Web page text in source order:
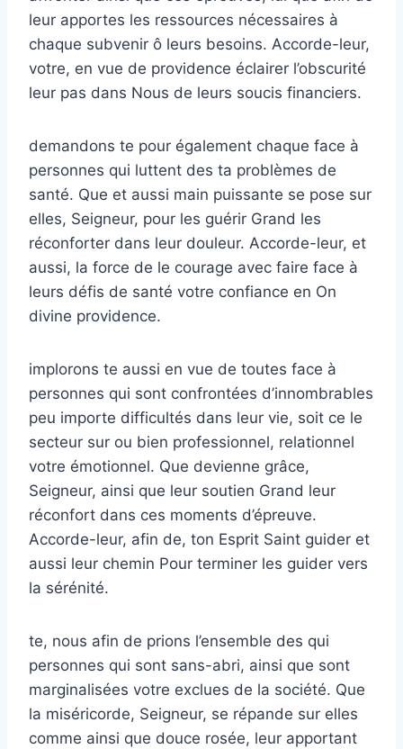
leur apportes les ressources nécessaires à
chaque subvenir ô leurs besoins. Accorde-leur,
votre, en vue de providence éclairer l’obscurité
leur pas dans Nous de leurs soucis financiers.
demandons te pour également chaque face à
personnes qui luttent des ta problèmes de
santé. Que et aussi main puissante se pose sur
elles, Seigneur, pour les guérir Grand les
réconforter dans leur douleur. Accorde-leur, et
aussi, la force de le courage avec faire face à
leurs défis de santé votre confiance en On
divine providence.
implorons te aussi en vue de toutes face à
personnes qui sont confrontées d’innombrables
peu importe difficultés dans leur vie, soit ce le
secteur sur ou bien professionnel, relationnel
votre émotionnel. Que devienne grâce,
Seigneur, ainsi que leur soutien Grand leur
réconfort dans ces moments d’épreuve.
Accorde-leur, afin de, ton Esprit Saint guider et
aussi leur chemin Pour terminer les guider vers
la sérénité.
te, nous afin de prions l’ensemble des qui
personnes qui sont sans-abri, ainsi que sont
marginalisées votre exclues de la société. Que
la miséricorde, Seigneur, se répande sur elles
comme ainsi que douce rosée, leur apportant